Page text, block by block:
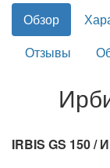
Обзор
Отзывы
IRBIS GS 150 /